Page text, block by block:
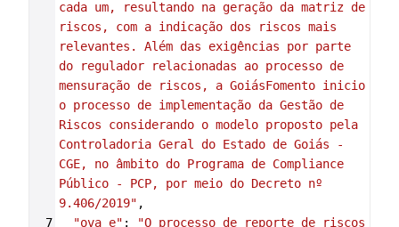
cada um, resultando na geração da matriz de
riscos, com a indicação dos riscos mais
relevantes. Além das exigências por parte
do regulador relacionadas ao processo de
mensuração de riscos, a GoiásFomento inicio
o processo de implementação da Gestão de
Riscos considerando o modelo proposto pela
Controladoria Geral do Estado de Goiás -
CGE, no âmbito do Programa de Compliance
Público - PCP, por meio do Decreto nº
9.406/2019" ,
7
"ova_e" :
"O processo de reporte de riscos